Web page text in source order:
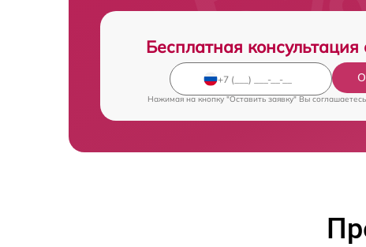
Бесплатная
Нажимая на кнопку "Оставить заявку" Вы